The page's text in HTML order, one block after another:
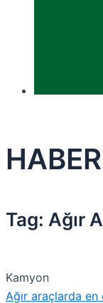
Tag: Ağır
Kamyon
Ağır araçlarda